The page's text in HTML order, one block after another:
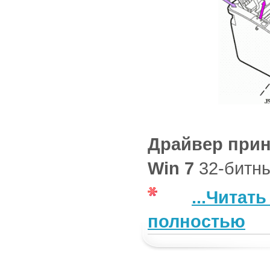
Драйвер
Win 7 32-
полностью